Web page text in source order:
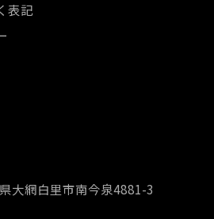
表記
大網白里市南今泉4881-3